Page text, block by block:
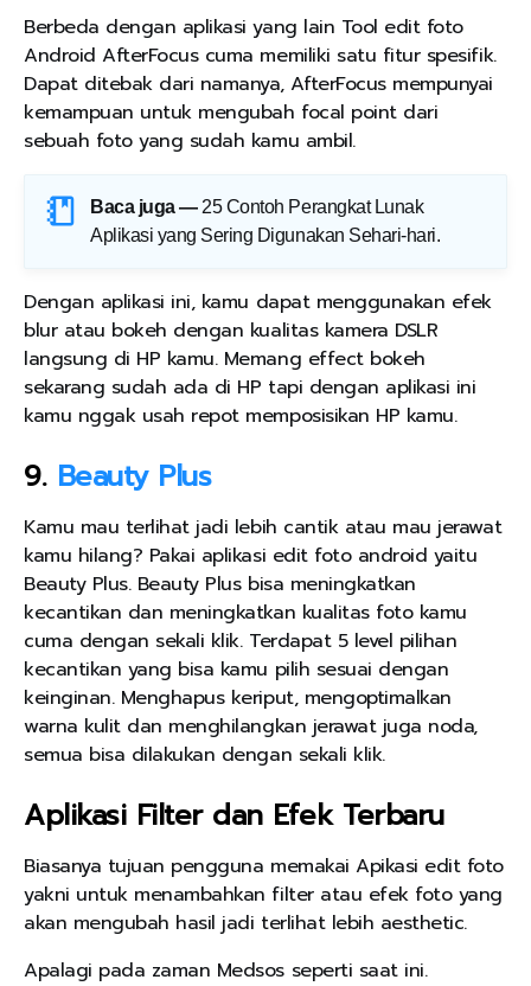
Berbeda dengan aplikasi yang lain Tool edit foto
Android AfterFocus cuma memiliki satu fitur spesifik.
Dapat ditebak dari namanya, AfterFocus mempunyai
kemampuan untuk mengubah focal point dari
sebuah foto yang sudah kamu ambil.
Baca juga — 25 Contoh Perangkat Lunak
Aplikasi yang Sering Digunakan Sehari-hari.
Dengan aplikasi ini, kamu dapat menggunakan efek
blur atau bokeh dengan kualitas kamera DSLR
langsung di HP kamu. Memang effect bokeh
sekarang sudah ada di HP tapi dengan aplikasi ini
kamu nggak usah repot memposisikan HP kamu.
9. Beauty Plus
Kamu mau terlihat jadi lebih cantik atau mau jerawat
kamu hilang? Pakai aplikasi edit foto android yaitu
Beauty Plus. Beauty Plus bisa meningkatkan
kecantikan dan meningkatkan kualitas foto kamu
cuma dengan sekali klik. Terdapat 5 level pilihan
kecantikan yang bisa kamu pilih sesuai dengan
keinginan. Menghapus keriput, mengoptimalkan
warna kulit dan menghilangkan jerawat juga noda,
semua bisa dilakukan dengan sekali klik.
Aplikasi Filter dan Efek Terbaru
Biasanya tujuan pengguna memakai Apikasi edit foto
yakni untuk menambahkan filter atau efek foto yang
akan mengubah hasil jadi terlihat lebih aesthetic.
Apalagi pada zaman Medsos seperti saat ini.